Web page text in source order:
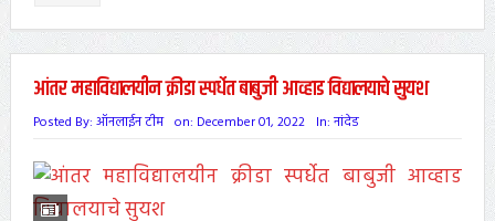
आंतर महाविद्यालयीन क्रीडा स्पर्धेत बाबुजी आव्हाड विद्यालयाचे सुयश
Posted By: ऑनलाईन टीम on: December 01, 2022 In: नांदेड